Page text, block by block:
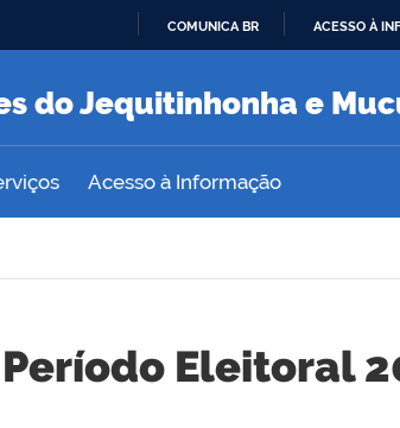
O
COMUNICA BR ACESSO À
do Jequitinhonha e
Acesso à Informação
Período Eleitoral